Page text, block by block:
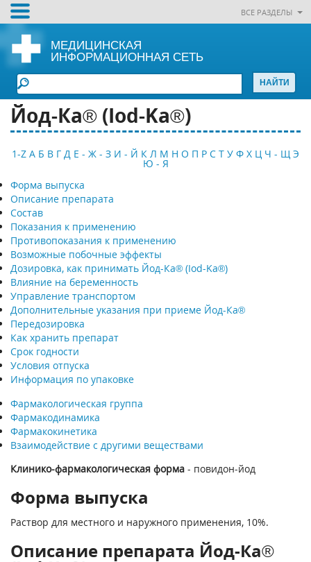
ВСЕ РАЗДЕЛЫ
МЕДИЦИНСКАЯ
ИНФОРМАЦИОННАЯ СЕТЬ
Йод-Ка® (Iod-Ka®)
1-Z А Б В Г Д Е - Ж - З И - Й К Л М Н О П Р С Т У Ф Х Ц Ч - Щ Э
Ю - Я
Форма выпуска
Описание препарата
Состав
Показания к применению
Противопоказания к применению
Возможные побочные эффекты
Дозировка, как принимать Йод-Ка® (Iod-Ka®)
Влияние на беременность
Управление транспортом
Дополнительные указания при приеме Йод-Ка®
Передозировка
Как хранить препарат
Срок годности
Условия отпуска
Информация по упаковке
Фармакологическая группа
Фармакодинамика
Фармакокинетика
Взаимодействие с другими веществами
Клинико-фармакологическая форма - повидон-йод
Форма выпуска
Раствор для местного и наружного применения, 10%.
Описание препарата Йод-Ка®